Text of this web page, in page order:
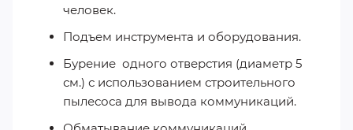
человек.
Подъем инструмента и оборудования.
Бурение одного отверстия (диаметр 5
см.) с использованием строительного
пылесоса для вывода коммуникаций.